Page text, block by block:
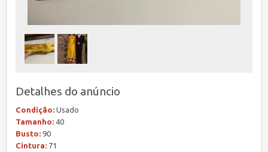
Detalhes do anúncio
Condição: Usado
Tamanho: 40
Busto: 90
Cintura: 71